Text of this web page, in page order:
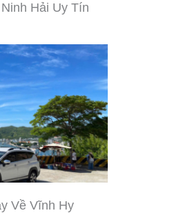
Hải Uy Tín
Về Vĩnh Hy